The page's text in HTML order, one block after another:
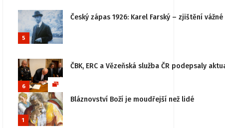
5
Český zápas 1926: Karel Farský – zjištění
6
ČBK, ERC a Vězeňská služba ČR podepsaly
1
Bláznovství Boží je moudřejší než lidé